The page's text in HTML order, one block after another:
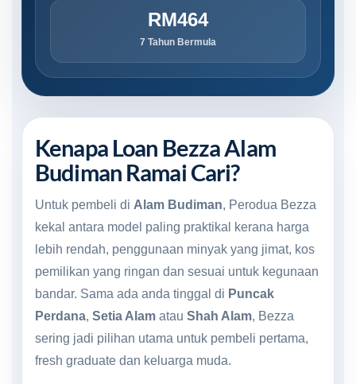
RM464
7 Tahun Bermula
Kenapa Loan Bezza Alam
Budiman Ramai Cari?
Untuk pembeli di Alam Budiman, Perodua Bezza
kekal antara model paling praktikal kerana harga
lebih rendah, penggunaan minyak yang jimat, kos
pemilikan yang ringan dan sesuai untuk kegunaan
bandar. Sama ada anda tinggal di Puncak
Perdana, Setia Alam atau Shah Alam, Bezza
sering jadi pilihan utama untuk pembeli pertama,
fresh graduate dan keluarga muda.